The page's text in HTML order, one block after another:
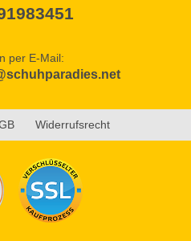
per E-Mail:
Widerrufsrecht